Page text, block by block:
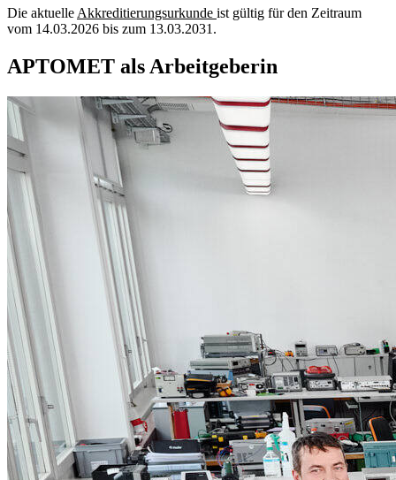
Die aktuelle Akkreditierungsurkunde ist gültig für den Zeitraum
vom 14.03.2026 bis zum 13.03.2031.
APTOMET als Arbeitgeberin